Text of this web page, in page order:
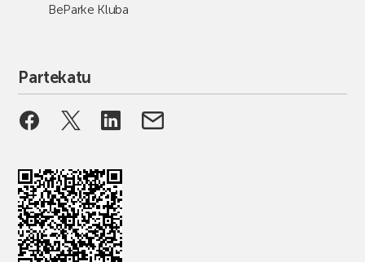
BeParke Kluba
Partekatu